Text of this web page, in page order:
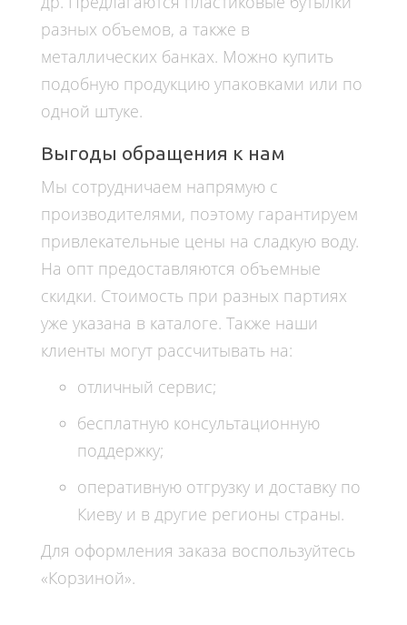
разных объемов, а также в
металлических банках. Можно купить
подобную продукцию упаковками или по
одной штуке.
Выгоды обращения к нам
Мы сотрудничаем напрямую с
производителями, поэтому гарантируем
привлекательные цены на сладкую воду.
На опт предоставляются объемные
скидки. Стоимость при разных партиях
уже указана в каталоге. Также наши
клиенты могут рассчитывать на:
отличный сервис;
бесплатную консультационную
поддержку;
оперативную отгрузку и доставку по
Киеву и в другие регионы страны.
Для оформления заказа воспользуйтесь
«Корзиной».